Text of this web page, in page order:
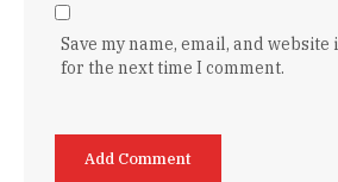
Save my name, email, and
for the next time I comment.